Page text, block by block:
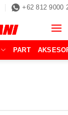
+62 812 9000
PART